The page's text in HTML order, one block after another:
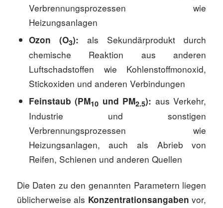
Verbrennungsprozessen wie
Heizungsanlagen
Ozon (O3): als Sekundärprodukt durch
chemische Reaktion aus anderen
Luftschadstoffen wie Kohlenstoffmonoxid,
Stickoxiden und anderen Verbindungen
Feinstaub (PM10 und PM2.5): aus Verkehr,
Industrie und sonstigen
Verbrennungsprozessen wie
Heizungsanlagen, auch als Abrieb von
Reifen, Schienen und anderen Quellen
Die Daten zu den genannten Parametern liegen
üblicherweise als Konzentrationsangaben vor,